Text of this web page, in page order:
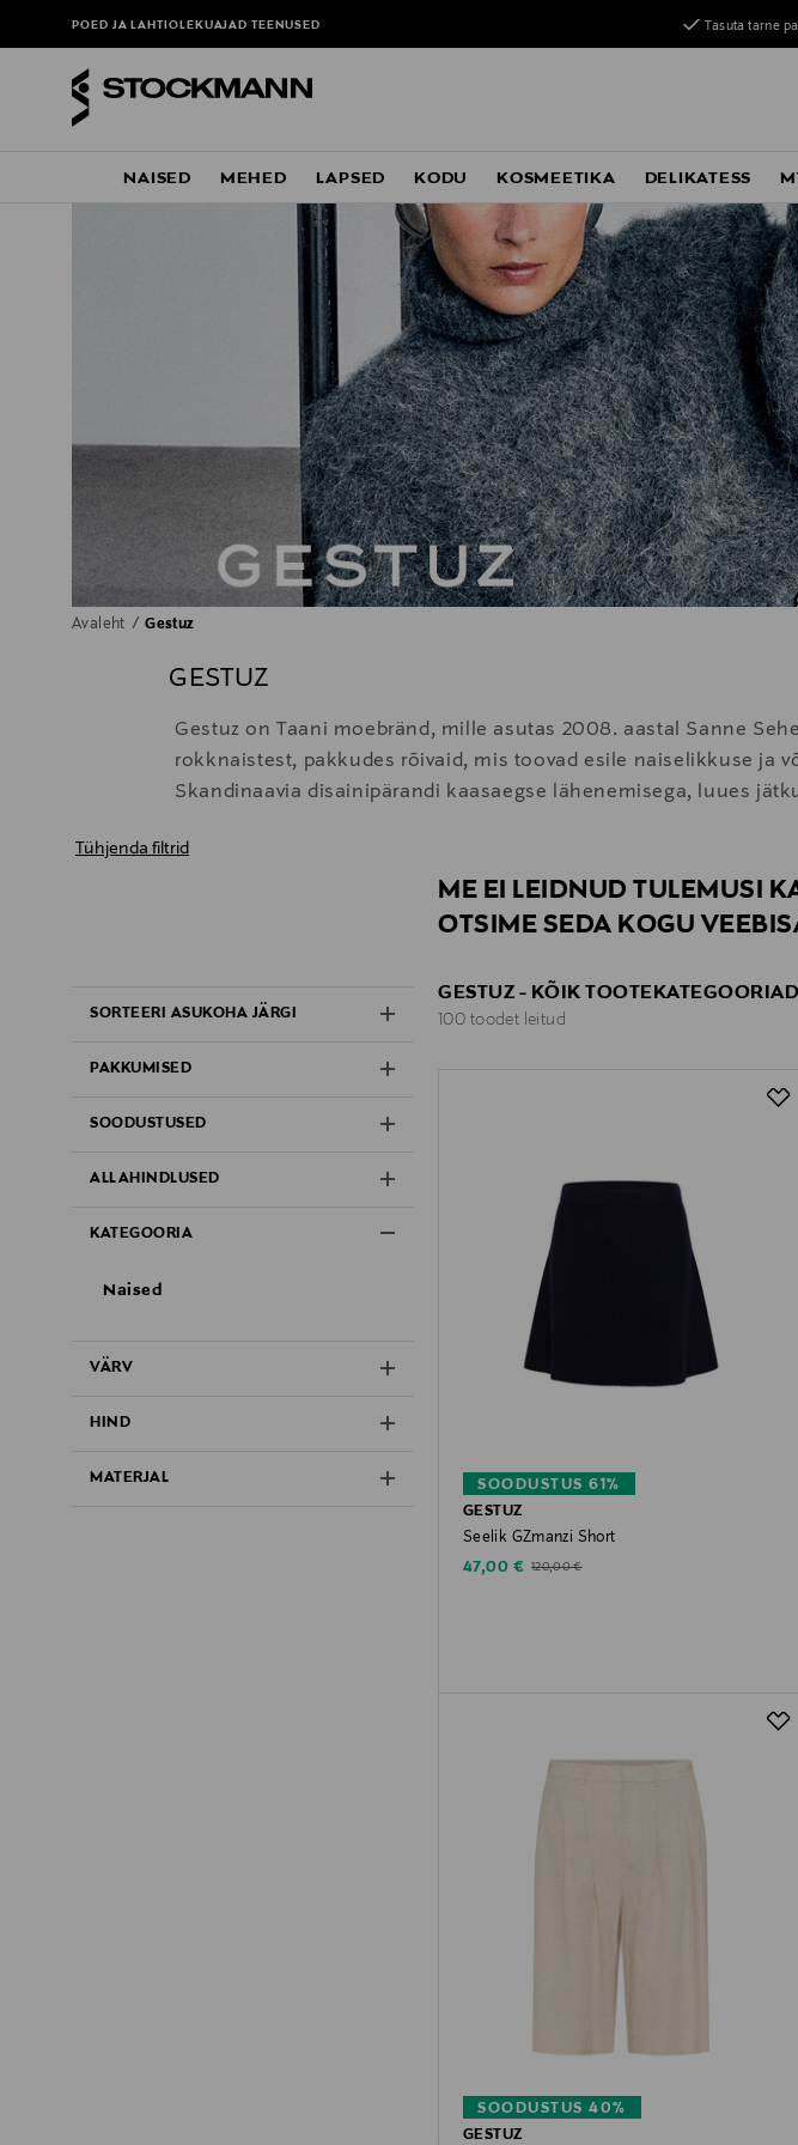
POED JA LAHTIOLEKUAJADTEENUSED Tasuta tarne
NAISED MEHED LAPSED KODU KOSMEETIKA DELIKATESS
Avaleht Gestuz
GESTUZ
Gestuz on Taani moebränd, mille asutas 2008. aastal Sanne
rokknaistest, pakkudes rõivaid, mis toovad esile naiselikkuse ja
Skandinaavia disainipärandi kaasaegse lähenemisega, luues
Tühjenda filtrid
SORTEERI ASUKOHA JÄRGI
PAKKUMISED
SOODUSTUSED
ALLAHINDLUSED
KATEGOORIA
Naised
VÄRV
HIND
MATERJAL
ME EI LEIDNUD TULEMUSI
OTSIME SEDA KOGU
GESTUZ - KÕIK TOOTEKATEGOORIAD
100 toodet leitud
SOODUSTUS 61%
GESTUZ
Seelik GZmanzi Short
Discounted Price
47,00 € Original Price
120,00 €
SOODUSTUS 40%
GESTUZ